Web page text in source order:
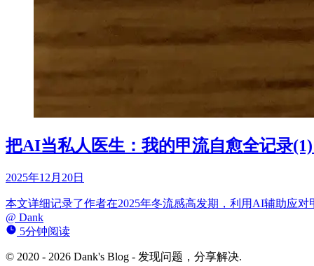
把AI当私人医生：我的甲流自愈全记录
2025年12月20日
本文详细记录了作者在2025年冬流感高发期，利用AI辅助应
@ Dank
5分钟阅读
© 2020 - 2026 Dank's Blog - 发现问题，分享解决.